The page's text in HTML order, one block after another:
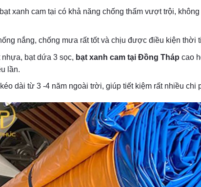
xanh cam tại có khả năng chống thấm vượt trội,
nắng, chống mưa rất tốt và chịu được điều kiện thời
bạt dứa 3 sọc, bạt xanh cam tại Đồng Tháp cao
lần.
dài từ 3 -4 năm ngoài trời, giúp tiết kiệm rất nhiều chi